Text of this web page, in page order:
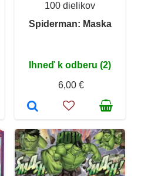
100 dielikov
Spiderman: Maska
Ihneď k odberu (2)
6,00 €